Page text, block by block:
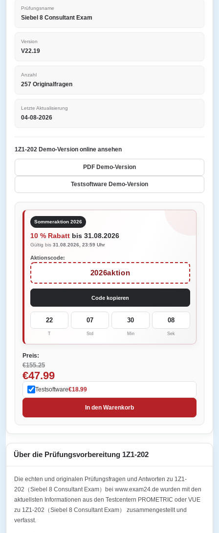
Prüfungsname
Siebel 8 Consultant Exam
Version
V22.19
Anzahl
257 Originalfragen
Letzte Aktualisierung
04-08-2026
1Z1-202 Demo-Version online ansehen
PDF Demo-Version
Testsoftware Demo-Version
Sommeraktion 2026
10 % Rabatt bis 31.08.2026
Gültig bis 31.08.2026, 23:59 Uhr
Aktionscode:
2026aktion
Code kopieren
22
T
07
Std
30
Min
08
Sek
Preis:
€155.25
€47.99
Testsoftware€18.99
In den Warenkorb
Über die Prüfungsvorbereitung 1Z1-202
Die echten und originalen Prüfungsfragen und Antworten zu 1Z1-
202（Siebel 8 Consultant Exam）bei www.exam24.de wurden mit den
aktuellsten Informationen aus den Testcentern PROMETRIC oder VUE
zu 1Z1-202（Siebel 8 Consultant Exam） zusammengestellt und
verfasst.